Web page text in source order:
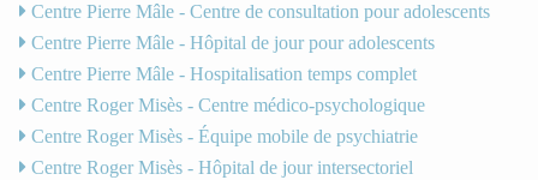
Centre Pierre Mâle - Centre de consultation pour adolescents
Centre Pierre Mâle - Hôpital de jour pour adolescents
Centre Pierre Mâle - Hospitalisation temps complet
Centre Roger Misès - Centre médico-psychologique
Centre Roger Misès - Équipe mobile de psychiatrie
Centre Roger Misès - Hôpital de jour intersectoriel